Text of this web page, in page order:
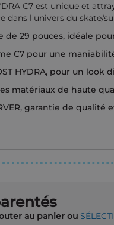
C7 est unique et
dans l'univers du skate/
de 29 pouces, idéale
C7 pour une
HYDRA, pour un look
matériaux de haute
garantie de qualité
au panier ou